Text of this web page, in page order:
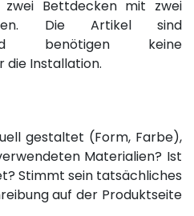
Bettdecken mit zwei
Die Artikel sind
benötigen keine
die Installation.
gestaltet (Form, Farbe),
Materialien? Ist
Stimmt sein tatsächliches
auf der Produktseite